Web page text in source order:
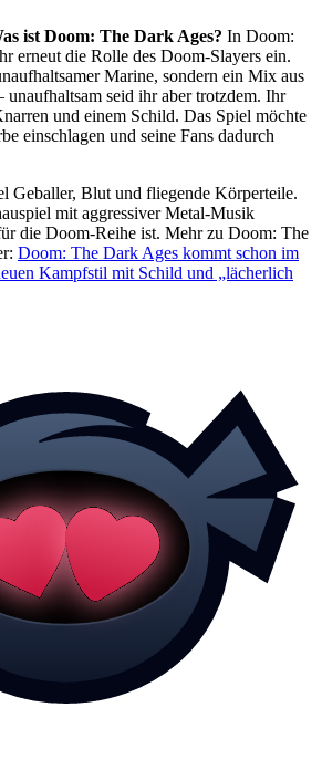
ist Doom: The Dark Ages? In Doom:
erneut die Rolle des Doom-Slayers ein.
Marine, sondern ein Mix aus
unaufhaltsam seid ihr aber trotzdem. Ihr
und einem Schild. Das Spiel möchte
einschlagen und seine Fans dadurch
Geballer, Blut und fliegende Körperteile.
mit aggressiver Metal-Musik
die Doom-Reihe ist. Mehr zu Doom: The
Doom: The Dark Ages kommt schon im
Kampfstil mit Schild und „lächerlich